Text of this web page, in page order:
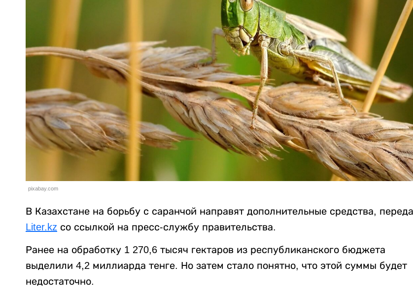
pixabay.com
В Казахстане на борьбу с саранчой направят дополнительные средства,
Liter.kz со ссылкой на пресс-службу правительства.
Ранее на обработку 1 270,6 тысяч гектаров из республиканского бюджета
выделили 4,2 миллиарда тенге. Но затем стало понятно, что этой суммы будет
недостаточно.